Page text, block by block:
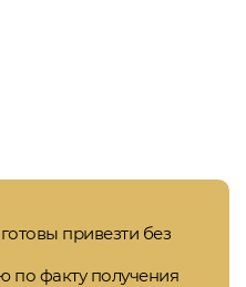
привезти без
по факту получения